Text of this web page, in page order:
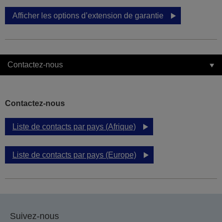
Afficher les options d’extension de garantie
Contactez-nous
Contactez-nous
Liste de contacts par pays (Afrique)
Liste de contacts par pays (Europe)
Suivez-nous